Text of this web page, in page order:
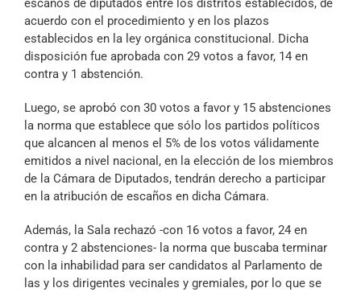
escaños de diputados entre los distritos establecidos, de
acuerdo con el procedimiento y en los plazos
establecidos en la ley orgánica constitucional. Dicha
disposición fue aprobada con 29 votos a favor, 14 en
contra y 1 abstención.
Luego, se aprobó con 30 votos a favor y 15 abstenciones
la norma que establece que sólo los partidos políticos
que alcancen al menos el 5% de los votos válidamente
emitidos a nivel nacional, en la elección de los miembros
de la Cámara de Diputados, tendrán derecho a participar
en la atribución de escaños en dicha Cámara.
Además, la Sala rechazó -con 16 votos a favor, 24 en
contra y 2 abstenciones- la norma que buscaba terminar
con la inhabilidad para ser candidatos al Parlamento de
las y los dirigentes vecinales y gremiales, por lo que se